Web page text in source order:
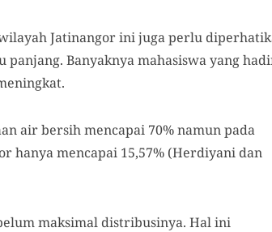
Jatinangor ini juga perlu
Banyaknya mahasiswa yang
air bersih mencapai 70% namun pada
hanya mencapai 15,57% (Herdiyani dan
maksimal distribusinya. Hal ini